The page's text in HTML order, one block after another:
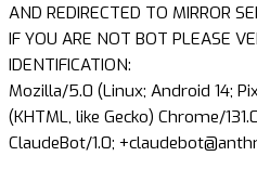
AND REDIRECTED TO MIRROR
IF YOU ARE NOT BOT PLEASE
IDENTIFICATION:
Mozilla/5.0 (Linux; Android 14;
(KHTML, like Gecko) Chrome/
ClaudeBot/1.0;